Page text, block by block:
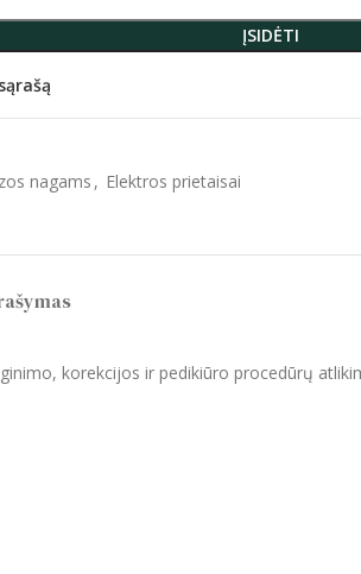
ĮSIDĖTI
nagams , Elektros prietaisai
korekcijos ir pedikiūro procedūrų